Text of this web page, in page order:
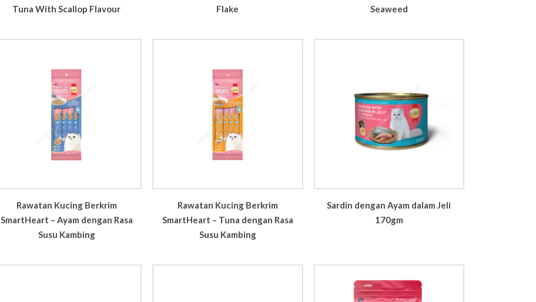
Tuna With Scallop Flavour
Flake
Seaweed
Rawatan Kucing Berkrim
SmartHeart – Ayam dengan Rasa
Susu Kambing
Rawatan Kucing Berkrim
SmartHeart – Tuna dengan Rasa
Susu Kambing
Sardin dengan Ayam dalam Jeli
170gm